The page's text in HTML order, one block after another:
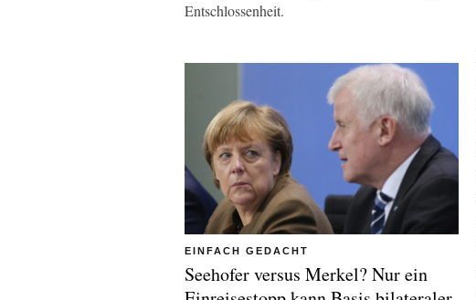
Entschlossenheit.
EINFACH GEDACHT
Seehofer versus Merkel? Nur ein